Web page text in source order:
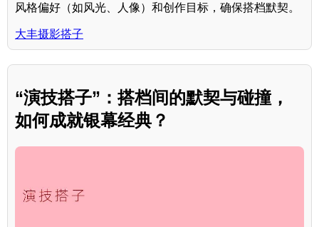
风格偏好（如风光、人像）和创作目标，确保搭档默契。
大丰摄影搭子
“演技搭子”：搭档间的默契与碰撞，
如何成就银幕经典？